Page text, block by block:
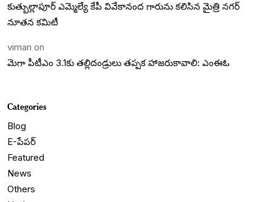
కుత్బుల్లాపూర్ ఎమ్మెల్యే కేపీ వివేకానంద గారును కలిసిన మైత్రి నగర్
నూతన కమిటీ
viman on
మెగా పీటీఎం 3.1కు తల్లిదండ్రులు తప్పక హాజరుకావాలి: ఎంఈఓ
Categories
Blog
E-పేపర్
Featured
News
Others